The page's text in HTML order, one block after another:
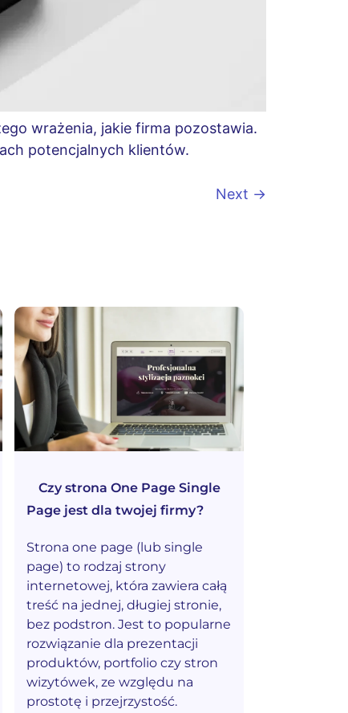
wrażenia, jakie firma pozostawia.
potencjalnych klientów.
Next →
Czy strona One Page Single
Page jest dla twojej firmy?
Strona one page (lub single
page) to rodzaj strony
internetowej, która zawiera całą
treść na jednej, długiej stronie,
bez podstron. Jest to popularne
rozwiązanie dla prezentacji
produktów, portfolio czy stron
wizytówek, ze względu na
prostotę i przejrzystość.